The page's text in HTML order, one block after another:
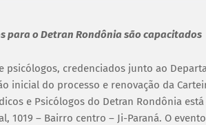
para o Detran Rondônia são capacitados
psicólogos, credenciados junto ao
inicial do processo e renovação da
e Psicólogos do Detran Rondônia
1019 – Bairro centro – Ji-Paraná. O